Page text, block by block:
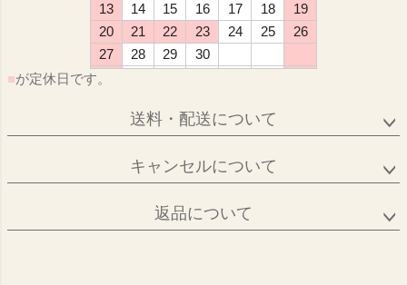
13
14 15 16 17 18
19
20
21 22 23 24 25
26
27
28 29
30
■が定休日です。
送料・配送について
キャンセルについて
返品について